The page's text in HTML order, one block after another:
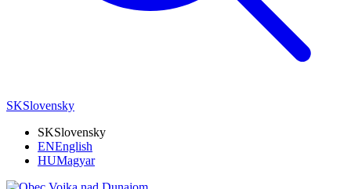
SKSlovensky
SKSlovensky
ENEnglish
HUMagyar